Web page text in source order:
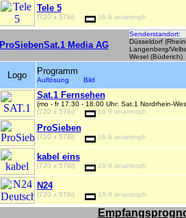
Tele 5
(720 x 576i) 16:9 anamorph
ProSiebenSat.1 Media AG
Senderstandort:
Düsseldorf
Langenberg/
Wesel (Büderich)
Logo Programm
Auflösung Bild
Sat.1 Fernsehen
(mo - fr 17.30 - 18.00 Uhr: Sat.1 Nordrhein-
(720 x 576i)
16:9 anamorph
ProSieben
(720 x 576i) 16:9 anamorph
kabel eins
(720 x 576i) 16:9 anamorph
N24
(720 x 576i) 16:9 anamorph